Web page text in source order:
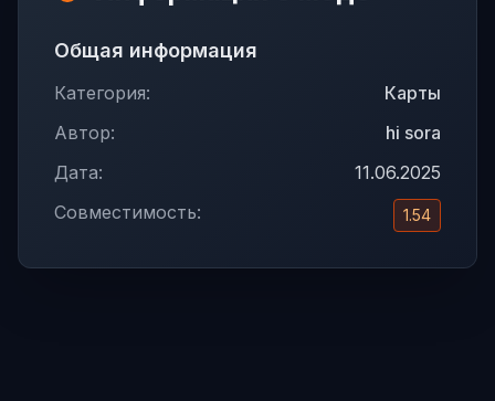
Общая информация
Категория:
Карты
Автор:
hi sora
Дата:
11.06.2025
Совместимость:
1.54